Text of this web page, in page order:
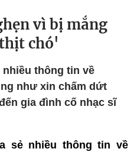
vì bị mắng
chó'
nhiều thông tin về
như xin chấm dứt
gia đình cố nhạc sĩ
sẻ nhiều thông tin về